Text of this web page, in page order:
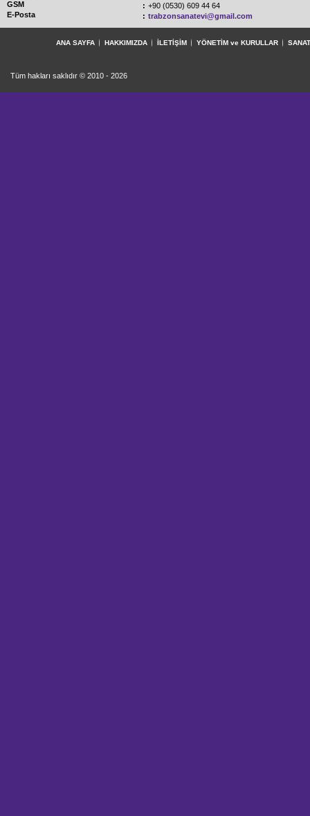
GSM
: +90 (0530) 609 44 64
E-Posta
: trabzonsanatevi@gmail.com
ANA SAYFA HAKKIMIZDA İLETİŞİM YÖNETİM ve KURULLAR
Tüm hakları saklıdır © 2010 - 2026